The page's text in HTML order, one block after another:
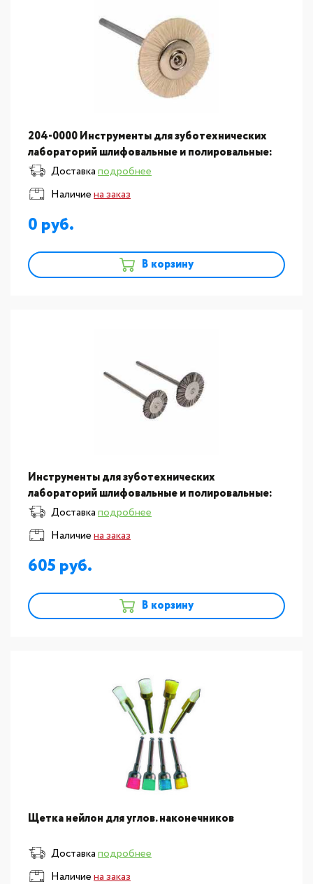
204-0000 Инструменты для зуботехнических
лабораторий шлифовальные и полировальные:
Щетки полировальные из козьего ворса,
диаметр 19мм.
Доставкаподробнее
Наличиена заказ
0
В корзину
Инструменты для зуботехнических
лабораторий шлифовальные и полировальные:
Щетки Bison, для полировки, диаметр 18мм,
комплект 5шт
Доставкаподробнее
Наличиена заказ
605
В корзину
Щетка нейлон для углов. наконечников
Доставкаподробнее
Наличиена заказ